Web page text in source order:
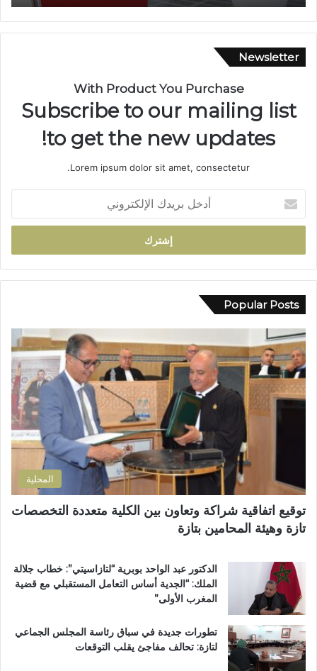
ط
ع
ن
ة
ب
س
ا
ا
ب
د
و
ز
ل
ا
ن
ض
و
ا
ح
ي
ت
ا
م
ط
ا
Newsletter
With Product You Purchase
Subscribe to our mailing list
to get the new updates!
Lorem ipsum dolor sit amet, consectetur.
خ
ب
ر
ك
ا
ل
إ
ل
ك
Popular Posts
المحلية
توقيع اتفاقية شراكة وتعاون بين الكلية متعددة التخصصات
تازة وهيئة المحامين بتازة
الدكتور عبد الواحد بوبرية “لتازاسيتي”: خطاب جلالة
الملك: “الجدية أساس التعامل المستقبلي مع قضية
المغرب الأولى”
تطورات جديدة في سباق رئاسة المجلس الجماعي
لتازة: تحالف مفاجئ يقلب التوقعات